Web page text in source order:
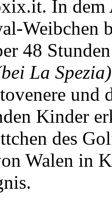
In
Weibchen
48
La Spezia)
und
Kinder
des
Walen in